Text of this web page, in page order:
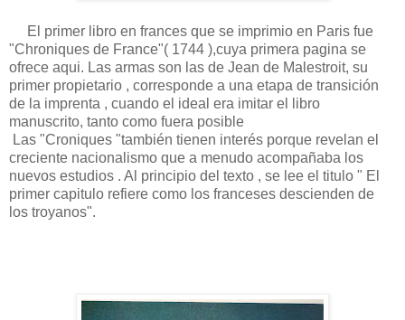
El primer libro en frances que se imprimio en Paris fue
"Chroniques de France"( 1744 ),cuya primera pagina se
ofrece aqui. Las armas son las de Jean de Malestroit, su
primer propietario , corresponde a una etapa de transición
de la imprenta , cuando el ideal era imitar el libro
manuscrito, tanto como fuera posible
Las "Croniques "también tienen interés porque revelan el
creciente nacionalismo que a menudo acompañaba los
nuevos estudios . Al principio del texto , se lee el titulo " El
primer capitulo refiere como los franceses descienden de
los troyanos".